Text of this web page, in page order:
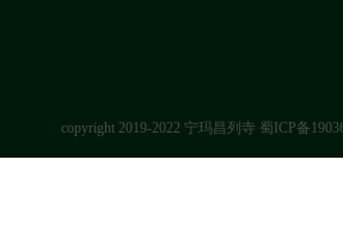
copyright 2019-2022 宁玛昌列寺 蜀ICP备